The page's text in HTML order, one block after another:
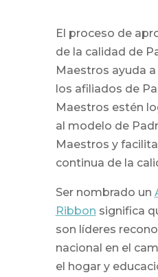
El proceso de
de la calidad de
Maestros ayuda
los afiliados de
Maestros estén
al modelo de
Maestros y
continua de la
Ser nombrado un
Ribbon significa
son líderes
nacional en el
el hogar y